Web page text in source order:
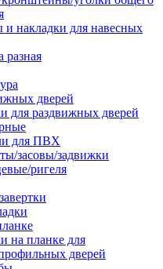
накладки для навесных
разная
дверей
для раздвижных дверей
для ПВХ
засовы/задвижки
ригеля
на планке для
дверей